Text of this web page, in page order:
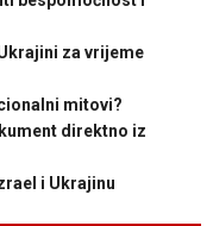
Ukrajini za vrijeme
mitovi?
direktno iz
i Ukrajinu